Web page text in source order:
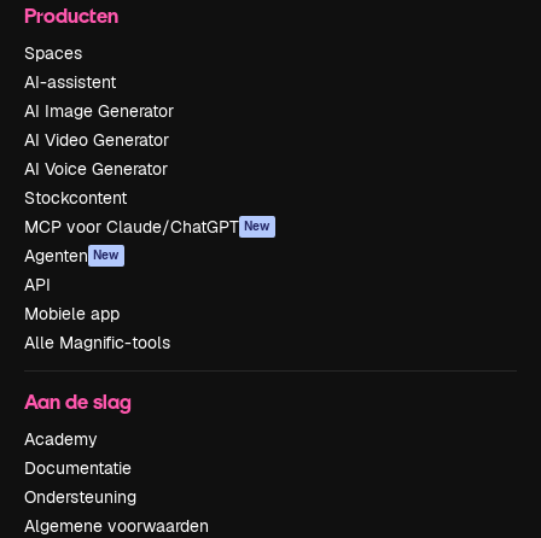
Producten
Spaces
AI-assistent
AI Image Generator
AI Video Generator
AI Voice Generator
Stockcontent
MCP voor Claude/ChatGPT New
Agenten New
API
Mobiele app
Alle Magnific-tools
Aan de slag
Academy
Documentatie
Ondersteuning
Algemene voorwaarden